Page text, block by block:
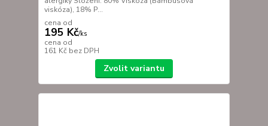
viskóza), 18% P...
cena od
195 Kč/ks
cena od
161 Kč bez DPH
Zvolit variantu